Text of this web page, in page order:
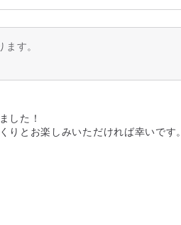
す。
した！
とお楽しみいただければ幸いです。